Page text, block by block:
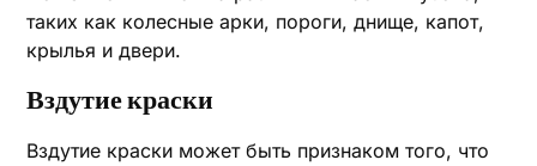
таких как колесные арки, пороги, днище, капот,
крылья и двери.
Вздутие краски
Вздутие краски может быть признаком того, что